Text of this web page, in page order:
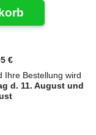
€
Ihre Bestellung wird
d. 11. August und